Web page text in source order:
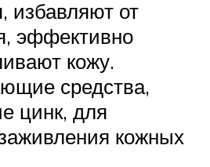
избавляют от
эффективно
кожу.
средства,
цинк, для
кожных